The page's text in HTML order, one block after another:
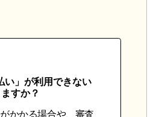
い」が利用できない
すか？
かかる場合や、審査